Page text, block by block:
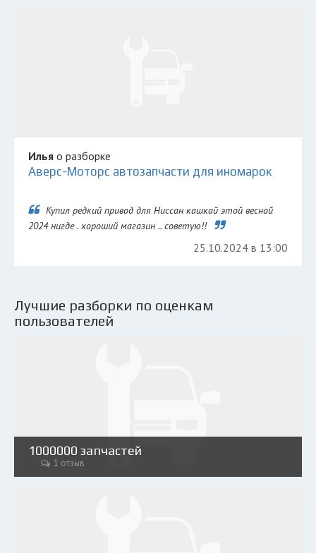
Илья о разборке
Аверс-Моторс автозапчасти для иномарок
Купил редкий привод для Ниссан кашкай этой весной
2024 нигде . хороший магазин .. советую!!
25.10.2024 в 13:00
Лучшие разборки по оценкам
пользователей
1000000 запчастей
1 отзыв